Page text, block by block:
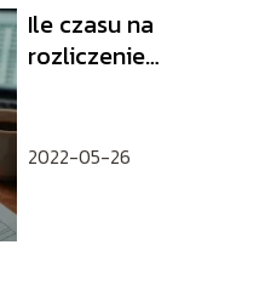
Ile czasu na
rozliczenie
przewodnik
2022-05-26